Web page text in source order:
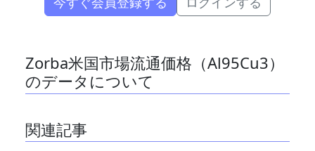
Zorba米国市場流通価格（Al95Cu3）
のデータについて
関連記事